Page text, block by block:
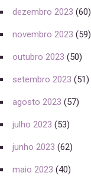
dezembro 2023 (60)
novembro 2023 (59)
outubro 2023 (50)
setembro 2023 (51)
agosto 2023 (57)
julho 2023 (53)
junho 2023 (62)
maio 2023 (40)